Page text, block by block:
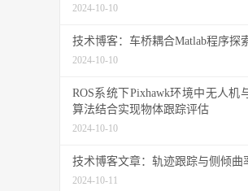
2024-10-10
技术博客：车桥耦合Matlab程序探
2024-10-10
ROS系统下Pixhawk环境中无人机
算法结合实现物体跟踪评估
2024-10-10
技术博客文章：轨迹跟踪与侧倾曲
2024-10-11